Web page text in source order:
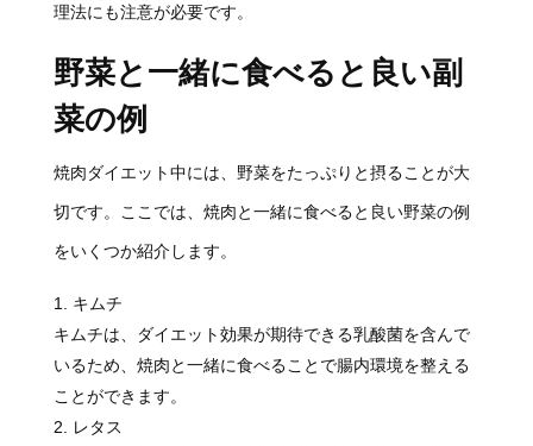
理法にも注意が必要です。
野菜と一緒に食べると良い副
菜の例
焼肉ダイエット中には、野菜をたっぷりと摂ることが大
切です。ここでは、焼肉と一緒に食べると良い野菜の例
をいくつか紹介します。
キムチ
キムチは、ダイエット効果が期待できる乳酸菌を含んで
いるため、焼肉と一緒に食べることで腸内環境を整える
ことができます。
レタス